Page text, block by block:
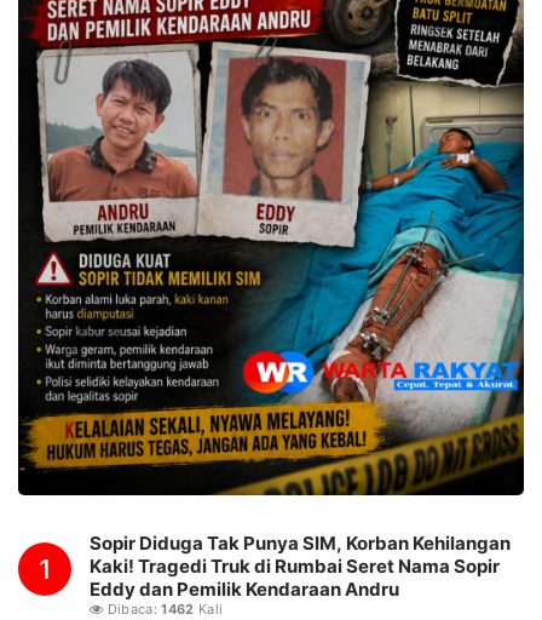
1
Sopir Diduga Tak Punya SIM, Korban Kehilangan
Kaki! Tragedi Truk di Rumbai Seret Nama Sopir
Eddy dan Pemilik Kendaraan Andru
Dibaca:1462 Kali